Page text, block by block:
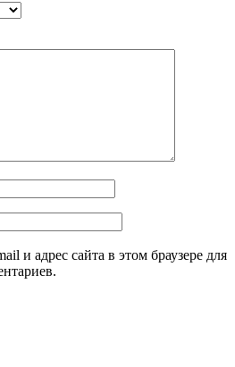
и адрес сайта в этом браузере для